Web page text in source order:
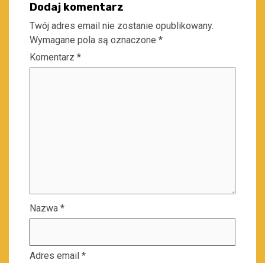
Dodaj komentarz
Twój adres email nie zostanie opublikowany.
Wymagane pola są oznaczone *
Komentarz *
Nazwa *
Adres email *